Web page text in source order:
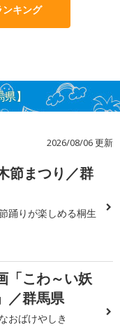
キング
】
2026/08/06 更新
節まつり／群
踊りが楽しめる桐生
「こわ～い妖
／群馬県
おばけやしき